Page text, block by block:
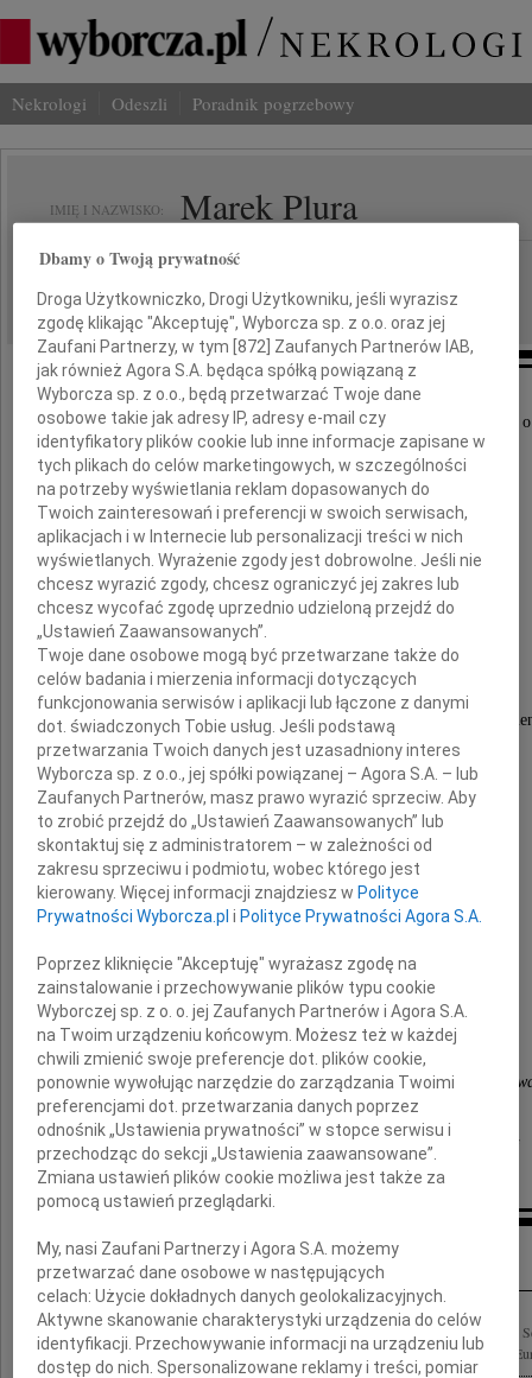
Nekrologi Odeszli Poradnik pogrzebowy
IMIĘ I NAZWISKO: Marek Plura
REGION: Katowice
DATA EMISJI: 25.01.2023
Z głębokim smutkiem i żalem przyjęliśmy wiadomość
senatora
naszego serdecznego kolegi,
wybitnego działacza społecznego, wieloletniego
Wyrazy głębokiego współczucia
Rodzinie i Bliskim
składają
Przewodniczący Platformy Obywatelskiej
Borys Budka
Przewodniczący Klubu Parlamentarnego Koalicji
oraz Parlamentarzyści Koalicji Obywatelskiej
Inne kondolencje
Z głębokim żalem i smutkiem przyjęliśmy wiadomość o śmierci Pana Marka Plury
Polskiej X kadencji, Posła na Sejm RP w latach 2007 2014, Posła do Parlamentu
Dbamy o Twoją prywatność
Droga Użytkowniczko, Drogi Użytkowniku, jeśli wyrazisz
zgodę klikając "Akceptuję", Wyborcza sp. z o.o. oraz jej
Zaufani Partnerzy, w tym [872] Zaufanych Partnerów IAB,
jak również Agora S.A. będąca spółką powiązaną z
Wyborcza sp. z o.o., będą przetwarzać Twoje dane
osobowe takie jak adresy IP, adresy e-mail czy
identyfikatory plików cookie lub inne informacje zapisane w
tych plikach do celów marketingowych, w szczególności
na potrzeby wyświetlania reklam dopasowanych do
Twoich zainteresowań i preferencji w swoich serwisach,
aplikacjach i w Internecie lub personalizacji treści w nich
wyświetlanych. Wyrażenie zgody jest dobrowolne. Jeśli nie
chcesz wyrazić zgody, chcesz ograniczyć jej zakres lub
chcesz wycofać zgodę uprzednio udzieloną przejdź do
„Ustawień Zaawansowanych”.
Twoje dane osobowe mogą być przetwarzane także do
celów badania i mierzenia informacji dotyczących
funkcjonowania serwisów i aplikacji lub łączone z danymi
dot. świadczonych Tobie usług. Jeśli podstawą
przetwarzania Twoich danych jest uzasadniony interes
Wyborcza sp. z o.o., jej spółki powiązanej – Agora S.A. – lub
Zaufanych Partnerów, masz prawo wyrazić sprzeciw. Aby
to zrobić przejdź do „Ustawień Zaawansowanych” lub
skontaktuj się z administratorem – w zależności od
zakresu sprzeciwu i podmiotu, wobec którego jest
kierowany. Więcej informacji znajdziesz wPolityce
Prywatności Wyborcza.pl iPolityce Prywatności Agora S.A.
Poprzez kliknięcie "Akceptuję" wyrażasz zgodę na
zainstalowanie i przechowywanie plików typu cookie
Wyborczej sp. z o. o. jej Zaufanych Partnerów i Agora S.A.
na Twoim urządzeniu końcowym. Możesz też w każdej
chwili zmienić swoje preferencje dot. plików cookie,
ponownie wywołując narzędzie do zarządzania Twoimi
preferencjami dot. przetwarzania danych poprzez
odnośnik „Ustawienia prywatności” w stopce serwisu i
przechodząc do sekcji „Ustawienia zaawansowane”.
Zmiana ustawień plików cookie możliwa jest także za
pomocą ustawień przeglądarki.
My, nasi Zaufani Partnerzy i Agora S.A. możemy
przetwarzać dane osobowe w następujących
celach:Użycie dokładnych danych geolokalizacyjnych.
Aktywne skanowanie charakterystyki urządzenia do celów
identyfikacji. Przechowywanie informacji na urządzeniu lub
dostęp do nich. Spersonalizowane reklamy i treści, pomiar